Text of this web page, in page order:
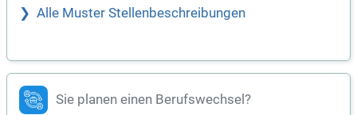
Alle Muster Stellenbeschreibungen
Sie planen einen Berufswechsel?